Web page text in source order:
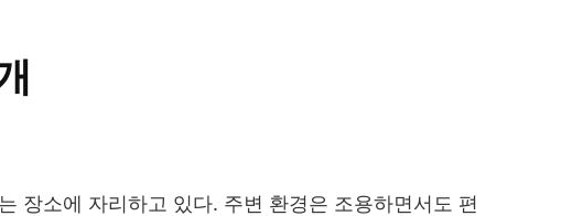
장소에 자리하고 있다. 주변 환경은 조용하면서도 편